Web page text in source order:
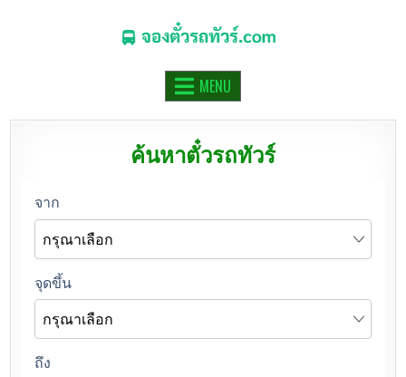
จองตั๋วรถทัวร์.COM
MENU
ค้นหาตั๋วรถทัวร์